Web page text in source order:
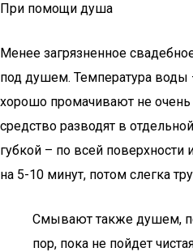
При помощи душа
Менее загрязненное
под душем. Температура воды
хорошо промачивают не
средство разводят в
губкой – по всей
на 5-10 минут, потом слегка
Смывают также душем,
пор, пока не пойдет